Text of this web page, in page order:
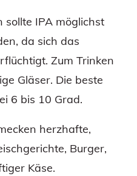
sollte IPA möglichst
da sich das
Zum Trinken
Gläser. Die beste
6 bis 10 Grad.
herzhafte,
Burger,
Käse.